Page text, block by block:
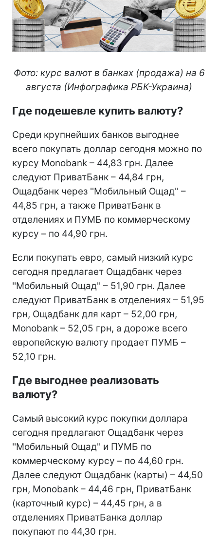
Фото: курс валют в банках (продажа) на 6
августа (Инфографика РБК-Украина)
Где подешевле купить валюту?
Среди крупнейших банков выгоднее
всего покупать доллар сегодня можно по
курсу Monobank – 44,83 грн. Далее
следуют ПриватБанк – 44,84 грн,
Ощадбанк через ''Мобильный Ощад'' –
44,85 грн, а также ПриватБанк в
отделениях и ПУМБ по коммерческому
курсу – по 44,90 грн.
Если покупать евро, самый низкий курс
сегодня предлагает Ощадбанк через
''Мобильный Ощад'' – 51,90 грн. Далее
следуют ПриватБанк в отделениях – 51,95
грн, Ощадбанк для карт – 52,00 грн,
Monobank – 52,05 грн, а дороже всего
европейскую валюту продает ПУМБ –
52,10 грн.
Где выгоднее реализовать
валюту?
Самый высокий курс покупки доллара
сегодня предлагают Ощадбанк через
''Мобильный Ощад'' и ПУМБ по
коммерческому курсу – по 44,60 грн.
Далее следуют Ощадбанк (карты) – 44,50
грн, Monobank – 44,46 грн, ПриватБанк
(карточный курс) – 44,45 грн, а в
отделениях ПриватБанка доллар
покупают по 44,30 грн.